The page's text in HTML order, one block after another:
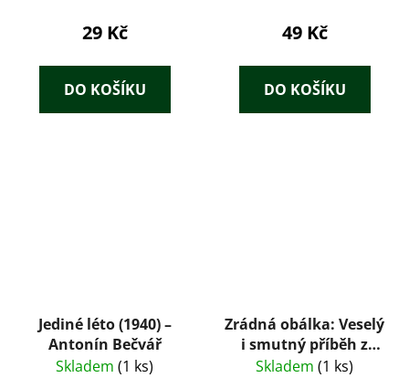
Svatopluk Čech
29 Kč
DO KOŠÍKU
49 Kč
DO KOŠÍKU
Jediné léto (1940) –
Antonín Bečvář
Skladem (1 ks)
Zrádná obálka: Veselý
i smutný příběh z
doby
Skladem (1 ks)